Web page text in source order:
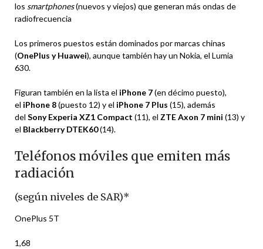
los smartphones(nuevos y viejos) que generan más ondas de
radiofrecuencia
Los primeros puestos están dominados por marcas chinas
(OnePlus y Huawei), aunque también hay un Nokia, el Lumia
630.
Figuran también en la lista el iPhone 7(en décimo puesto),
el iPhone 8(puesto 12) y el iPhone 7 Plus (15), además
del Sony Experia XZ1 Compact (11), el ZTE Axon 7 mini (13) y
el Blackberry DTEK60(14).
Teléfonos móviles que emiten más
radiación
(según niveles de SAR)*
OnePlus 5T
1,68